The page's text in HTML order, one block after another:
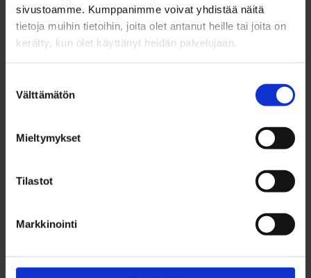
sivustoamme. Kumppanimme voivat yhdistää näitä
tietoja muihin tietoihin, joita olet antanut heille tai joita on
kerätty, kun olet käyttänyt heidän palvelujaan.
valinta
Välttämätön
Mieltymykset
Tilastot
Markkinointi
CONSTRUCTION RIGHTS
RENT PRICE YEARLY 1 943,21 €/v
CONTACT INFO Timo Sarkkinen, p. 044 703 2367